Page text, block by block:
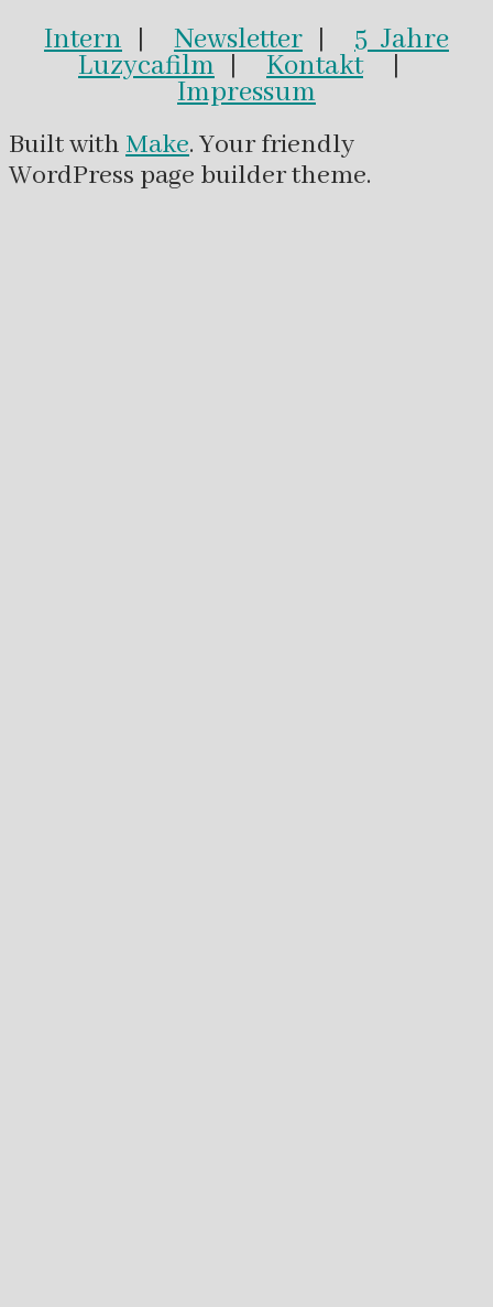
Intern | Newsletter | 5 Jahre
Luzycafilm | Kontakt|
Impressum
Built withMake. Your friendly
WordPress page builder theme.